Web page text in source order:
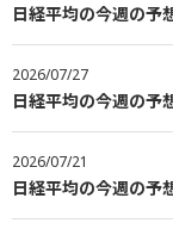
日経平均の今週の予
2026/07/27
日経平均の今週の予
2026/07/21
日経平均の今週の予